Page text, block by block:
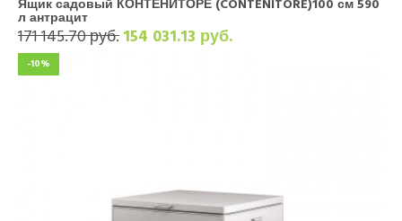
л антрацит
171 145.70 руб.154 031.13 руб.
-10%